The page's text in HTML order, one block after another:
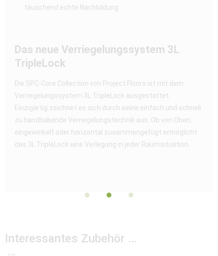
täuschend echte Nachbildung
Das neue Verriegelungssystem 3L
TripleLock
Die SPC-Core Collection von Project Floors ist mit dem
Verriegelungssystem 3L TripleLock ausgestattet.
Einzigartig zeichnet es sich durch seine einfach und schnell
zu handhabende Verriegelungstechnik aus. Ob von Oben,
eingewinkelt oder horizontal zusammengefügt ermöglicht
das 3L TripleLock eine Verlegung in jeder Raumsituation.
Interessantes Zubehör …